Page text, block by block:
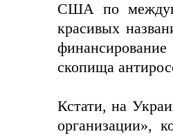
США по
красивых
скопища
Кстати, на
организации»,